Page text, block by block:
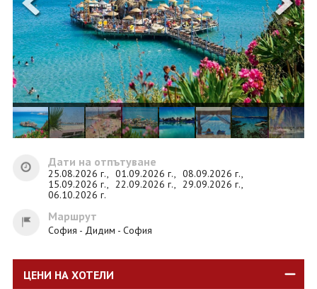
Дати на отпътуване
25.08.2026 г., 01.09.2026 г., 08.09.2026 г.,
15.09.2026 г., 22.09.2026 г., 29.09.2026 г.,
06.10.2026 г.
Маршрут
София - Дидим - София
ЦЕНИ НА ХОТЕЛИ